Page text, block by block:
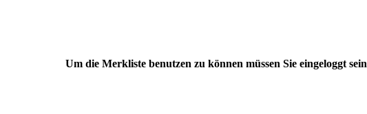
Um die Merkliste benutzen zu können müssen Sie eingeloggt sein